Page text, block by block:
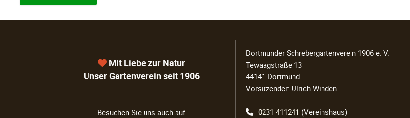
Mit Liebe zur Natur
Unser Gartenverein seit 1906
Besuchen Sie uns auch auf
Dortmunder Schrebergartenverein 1906 e. V.
Tewaagstraße 13
44141 Dortmund
Vorsitzender: Ulrich Winden
0231 411241 (Vereinshaus)